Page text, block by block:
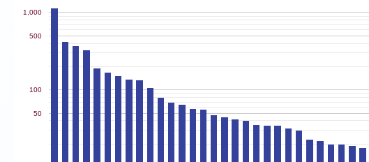
50
100
500
1,000